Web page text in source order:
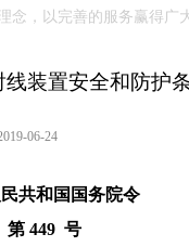
念，以完善的服务赢得广
装置安全和防护
06-24
共和国国务院令
第 449 号